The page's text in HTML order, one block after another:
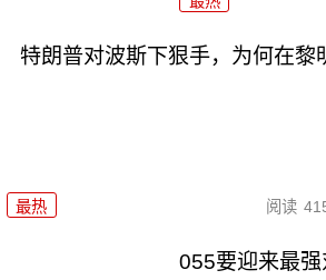
特朗普对波斯下狠手，为何在黎
最热 阅读
055要迎来最